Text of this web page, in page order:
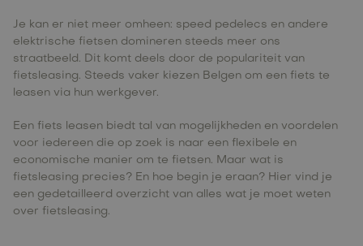
Je kan er niet meer omheen: speed pedelecs en andere
elektrische fietsen domineren steeds meer ons
straatbeeld. Dit komt deels door de populariteit van
fietsleasing. Steeds vaker kiezen Belgen om een fiets te
leasen via hun werkgever.
Een fiets leasen biedt tal van mogelijkheden en voordelen
voor iedereen die op zoek is naar een flexibele en
economische manier om te fietsen. Maar wat is
fietsleasing precies? En hoe begin je eraan? Hier vind je
een gedetailleerd overzicht van alles wat je moet weten
over fietsleasing.